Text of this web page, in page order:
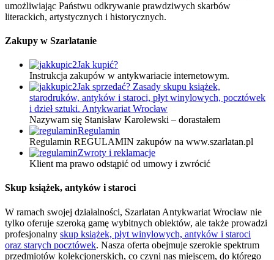
umożliwiając Państwu odkrywanie prawdziwych skarbów
literackich, artystycznych i historycznych.
Zakupy w Szarlatanie
Jak kupić?
Instrukcja zakupów w antykwariacie internetowym.
Jak sprzedać? Zasady skupu książek,
starodruków, antyków i staroci, płyt winylowych, pocztówek
i dzieł sztuki. Antykwariat Wrocław
Nazywam się Stanisław Karolewski – dorastałem
Regulamin
Regulamin REGULAMIN zakupów na www.szarlatan.pl
Zwroty i reklamacje
Klient ma prawo odstąpić od umowy i zwrócić
Skup książek, antyków i staroci
W ramach swojej działalności, Szarlatan Antykwariat Wrocław nie
tylko oferuje szeroką gamę wybitnych obiektów, ale także prowadzi
profesjonalny skup książek, płyt winylowych, antyków i staroci
oraz starych pocztówek. Nasza oferta obejmuje szerokie spektrum
przedmiotów kolekcjonerskich, co czyni nas miejscem, do którego